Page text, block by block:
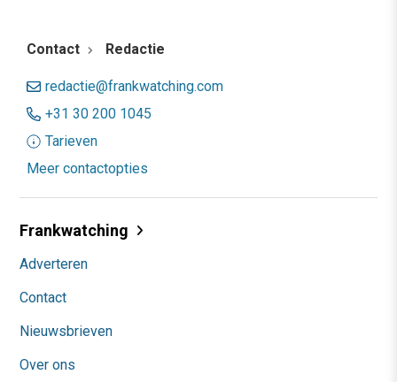
Contact Redactie
redactie@frankwatching.com
+31 30 200 1045
Tarieven
Meer contactopties
Frankwatching
Adverteren
Contact
Nieuwsbrieven
Over ons